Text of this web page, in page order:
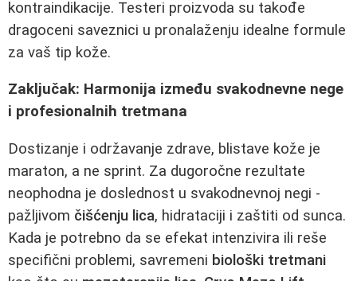
kontraindikacije. Testeri proizvoda su takođe
dragoceni saveznici u pronalaženju idealne formule
za vaš tip kože.
Zaključak: Harmonija između svakodnevne nege
i profesionalnih tretmana
Dostizanje i održavanje zdrave, blistave kože je
maraton, a ne sprint. Za dugoročne rezultate
neophodna je doslednost u svakodnevnoj negi -
pažljivom čišćenju lica, hidrataciji i zaštiti od sunca.
Kada je potrebno da se efekat intenzivira ili reše
specifični problemi, savremeni biološki tretmani